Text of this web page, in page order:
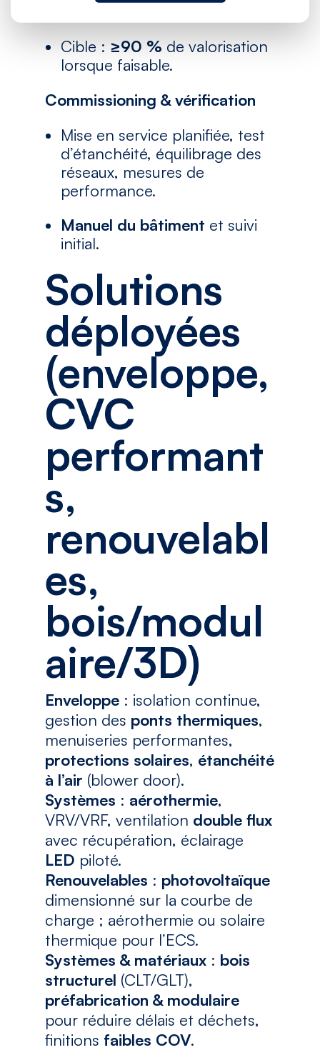
Cible : ≥90 % de valorisation
lorsque faisable.
Commissioning & vérification
Mise en service planifiée, test
d’étanchéité, équilibrage des
réseaux, mesures de
performance.
Manuel du bâtiment et suivi
initial.
Solutions
déployées
(enveloppe,
CVC
performant
s,
renouvelabl
es,
bois/modul
aire/3D)
Enveloppe: isolation continue,
gestion des ponts thermiques,
menuiseries performantes,
protections solaires, étanchéité
à l’air (blower door).
Systèmes : aérothermie,
VRV/VRF, ventilation double flux
avec récupération, éclairage
LED piloté.
Renouvelables : photovoltaïque
dimensionné sur la courbe de
charge ; aérothermie ou solaire
thermique pour l’ECS.
Systèmes & matériaux: bois
structurel (CLT/GLT),
préfabrication & modulaire
pour réduire délais et déchets,
finitions faibles COV.